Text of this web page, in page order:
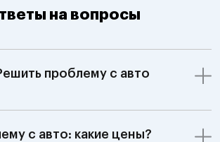
на вопросы
проблему с авто
с авто: какие цены?